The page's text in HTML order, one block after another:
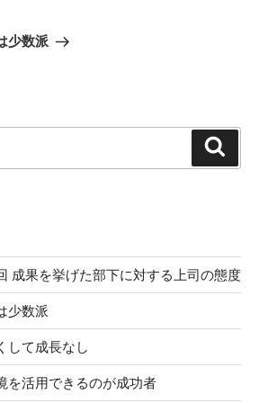
少数派
成果を挙げた部下に対する上司の態度
少数派
て成長なし
活用できるのが成功者